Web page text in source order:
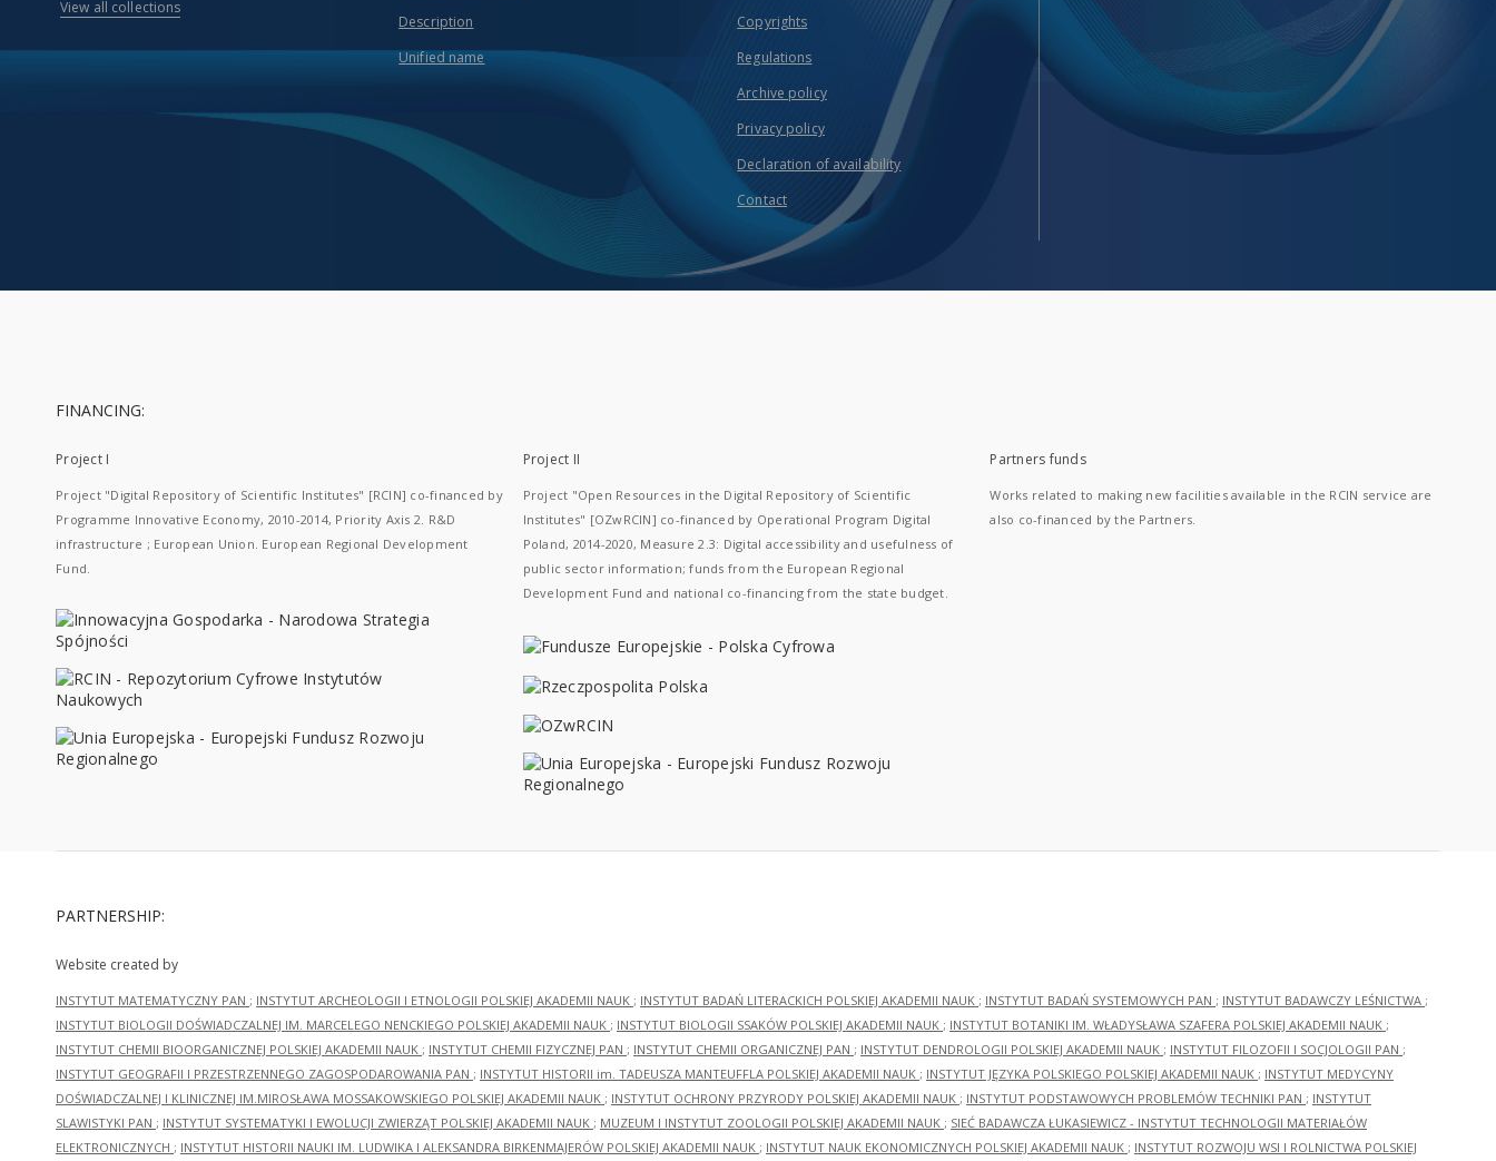
View all collections
Description
Unified name
Copyrights
Regulations
Archive policy
Privacy policy
Declaration of availability
Contact
FINANCING:
Project I
Project "Digital Repository of Scientific Institutes" [RCIN] co-financed by
Programme Innovative Economy, 2010-2014, Priority Axis 2. R&D
infrastructure ; European Union. European Regional Development
Fund.
Project II
Project "Open Resources in the Digital Repository of Scientific
Institutes" [OZwRCIN] co-financed by Operational Program Digital
Poland, 2014-2020, Measure 2.3: Digital accessibility and usefulness of
public sector information; funds from the European Regional
Development Fund and national co-financing from the state budget.
Partners funds
Works related to making new facilities available in the RCIN service are
also co-financed by the Partners.
PARTNERSHIP:
Website created by
INSTYTUT MATEMATYCZNY PAN ; INSTYTUT ARCHEOLOGII I ETNOLOGII POLSKIEJ AKADEMII NAUK ; INSTYTUT BADAŃ LITERACKICH POLSKIEJ AKADEMII NAUK ; INSTYTUT BADAŃ SYSTEMOWYCH PAN ; INSTYTUT BADAWCZY LEŚNICTWA ;
INSTYTUT BIOLOGII DOŚWIADCZALNEJ IM. MARCELEGO NENCKIEGO POLSKIEJ AKADEMII NAUK ; INSTYTUT BIOLOGII SSAKÓW POLSKIEJ AKADEMII NAUK ; INSTYTUT BOTANIKI IM. WŁADYSŁAWA SZAFERA POLSKIEJ AKADEMII NAUK ;
INSTYTUT CHEMII BIOORGANICZNEJ POLSKIEJ AKADEMII NAUK ; INSTYTUT CHEMII FIZYCZNEJ PAN ; INSTYTUT CHEMII ORGANICZNEJ PAN ; INSTYTUT DENDROLOGII POLSKIEJ AKADEMII NAUK ; INSTYTUT FILOZOFII I SOCJOLOGII PAN ;
INSTYTUT GEOGRAFII I PRZESTRZENNEGO ZAGOSPODAROWANIA PAN ; INSTYTUT HISTORII im. TADEUSZA MANTEUFFLA POLSKIEJ AKADEMII NAUK ; INSTYTUT JĘZYKA POLSKIEGO POLSKIEJ AKADEMII NAUK ; INSTYTUT MEDYCYNY
DOŚWIADCZALNEJ I KLINICZNEJ IM.MIROSŁAWA MOSSAKOWSKIEGO POLSKIEJ AKADEMII NAUK ; INSTYTUT OCHRONY PRZYRODY POLSKIEJ AKADEMII NAUK ; INSTYTUT PODSTAWOWYCH PROBLEMÓW TECHNIKI PAN ; INSTYTUT
SLAWISTYKI PAN ; INSTYTUT SYSTEMATYKI I EWOLUCJI ZWIERZĄT POLSKIEJ AKADEMII NAUK ; MUZEUM I INSTYTUT ZOOLOGII POLSKIEJ AKADEMII NAUK ; SIEĆ BADAWCZA ŁUKASIEWICZ - INSTYTUT TECHNOLOGII MATERIAŁÓW
ELEKTRONICZNYCH ; INSTYTUT HISTORII NAUKI IM. LUDWIKA I ALEKSANDRA BIRKENMAJERÓW POLSKIEJ AKADEMII NAUK ; INSTYTUT NAUK EKONOMICZNYCH POLSKIEJ AKADEMII NAUK ; INSTYTUT ROZWOJU WSI I ROLNICTWA POLSKIEJ